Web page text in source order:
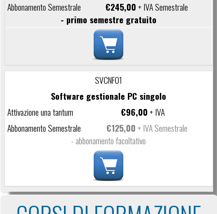
€245,00+ IVA Semestrale
- primo semestre gratuito
SVCNF01
Software gestionale PC singolo
€96,00+ IVA
€125,00+ IVA Semestrale
- abbonamento facoltativo